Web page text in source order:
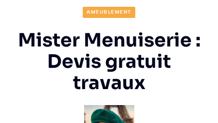
AMEUBLEMENT
Mister Menuiserie :
Devis gratuit
travaux